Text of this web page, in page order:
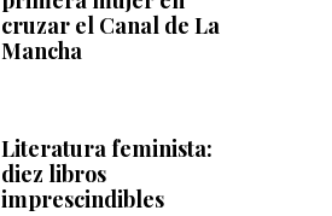
cruzar el Canal de La
Mancha
Literatura feminista:
diez libros
imprescindibles